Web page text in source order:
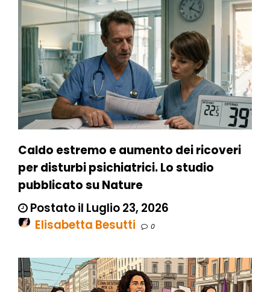
Caldo estremo e aumento dei ricoveri
per disturbi psichiatrici. Lo studio
pubblicato su Nature
Postato il Luglio 23, 2026
Elisabetta Besutti
0